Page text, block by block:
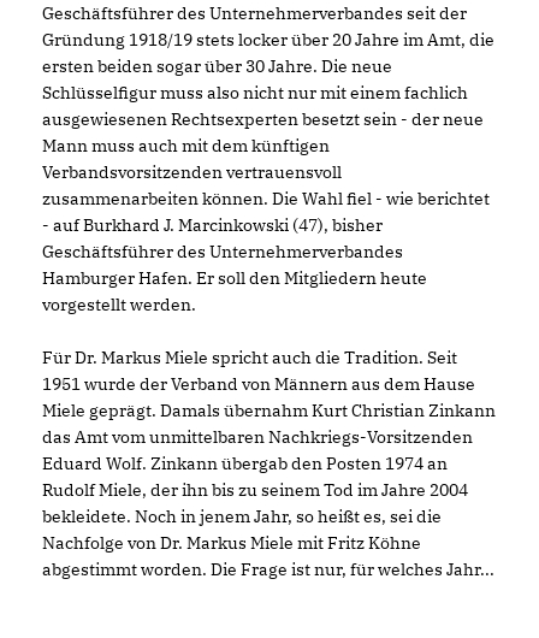
Geschäftsführer des Unternehmerverbandes seit der
Gründung 1918/19 stets locker über 20 Jahre im Amt, die
ersten beiden sogar über 30 Jahre. Die neue
Schlüsselfigur muss also nicht nur mit einem fachlich
ausgewiesenen Rechtsexperten besetzt sein - der neue
Mann muss auch mit dem künftigen
Verbandsvorsitzenden vertrauensvoll
zusammenarbeiten können. Die Wahl fiel - wie berichtet
- auf Burkhard J. Marcinkowski (47), bisher
Geschäftsführer des Unternehmerverbandes
Hamburger Hafen. Er soll den Mitgliedern heute
vorgestellt werden.
Für Dr. Markus Miele spricht auch die Tradition. Seit
1951 wurde der Verband von Männern aus dem Hause
Miele geprägt. Damals übernahm Kurt Christian Zinkann
das Amt vom unmittelbaren Nachkriegs-Vorsitzenden
Eduard Wolf. Zinkann übergab den Posten 1974 an
Rudolf Miele, der ihn bis zu seinem Tod im Jahre 2004
bekleidete. Noch in jenem Jahr, so heißt es, sei die
Nachfolge von Dr. Markus Miele mit Fritz Köhne
abgestimmt worden. Die Frage ist nur, für welches Jahr...